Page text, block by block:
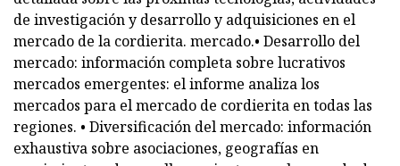
de investigación y desarrollo y adquisiciones en el
mercado de la cordierita. mercado.• Desarrollo del
mercado: información completa sobre lucrativos
mercados emergentes: el informe analiza los
mercados para el mercado de cordierita en todas las
regiones. • Diversificación del mercado: información
exhaustiva sobre asociaciones, geografías en